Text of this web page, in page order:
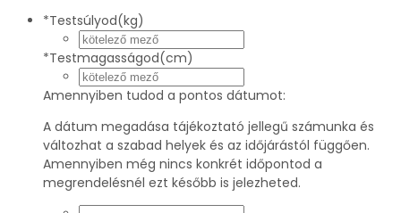
*Testsúlyod(kg)
*Testmagasságod(cm)
Amennyiben tudod a pontos dátumot:
A dátum megadása tájékoztató jellegű számunka és
változhat a szabad helyek és az időjárástól függően.
Amennyiben még nincs konkrét időpontod a
megrendelésnél ezt később is jelezheted.